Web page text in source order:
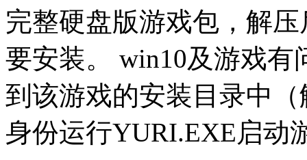
完整硬盘版游戏包，解
要安装。 win10及游戏
到该游戏的安装目录中
身份运行YURI.EXE启动